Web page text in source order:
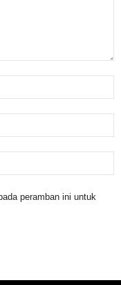
peramban ini untuk